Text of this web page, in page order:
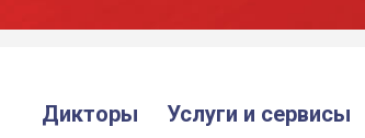
Дикторы Услуги и сервисы